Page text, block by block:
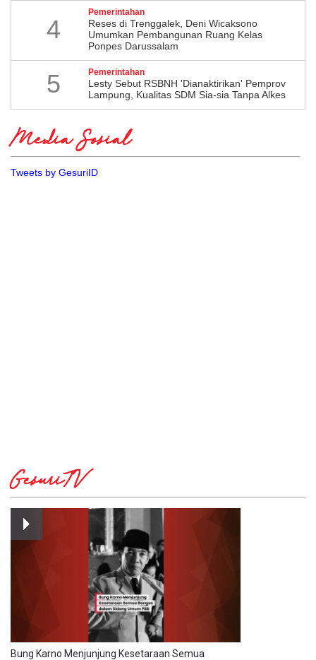
4
Pemerintahan
​Reses di Trenggalek, Deni Wicaksono
Umumkan Pembangunan Ruang Kelas
Ponpes Darussalam
5 Pemerintahan
Lesty Sebut RSBNH 'Dianaktirikan' Pemprov
Lampung, Kualitas SDM Sia-sia Tanpa Alkes
Media Sosial
Tweets by GesuriID
GesuriTV
Bung Karno Menjunjung Kesetaraan Semua